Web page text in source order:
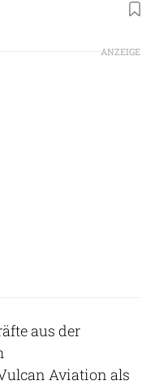
Foto: Vulcan Aviation
ANZEIGE
aus der
Aviation als